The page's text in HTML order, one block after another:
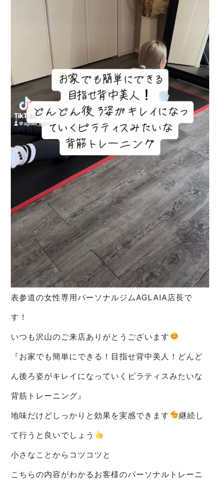
表参道の女性専用パーソナルジムAGLAIA店長で
す！
いつも沢山のご来店ありがとうございます
『お家でも簡単にできる！目指せ背中美人！どんど
ん後ろ姿がキレイになっていくピラティスみたいな
背筋トレーニング』
地味だけどしっかりと効果を実感できます
継続し
て行うと良いでしょう
小さなことからコツコツと
こちらの内容がわかるお客様のパーソナルトレーニ